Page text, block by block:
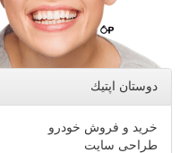
دوستان اپتیك
خرید و فروش خودرو
طراحی سایت